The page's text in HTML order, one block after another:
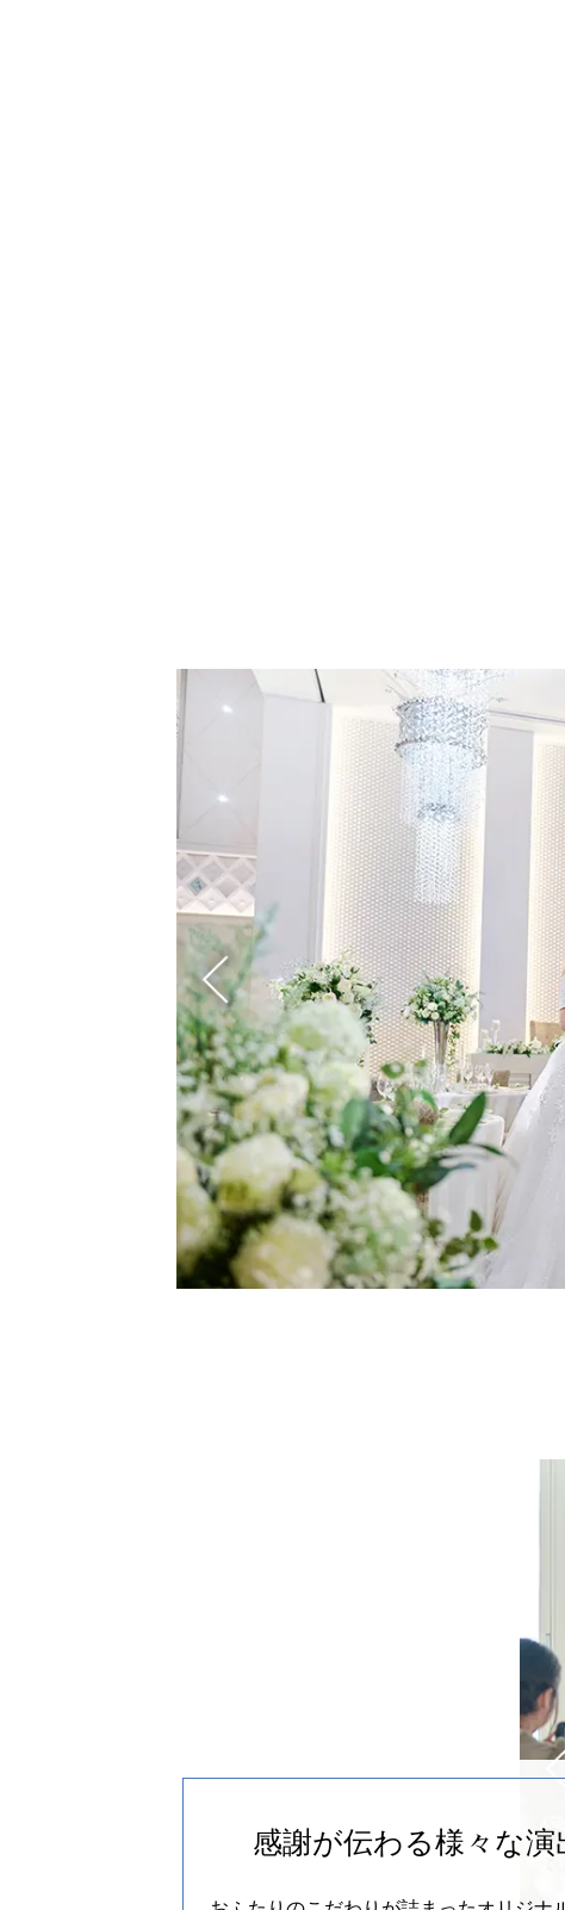
感謝が伝わる様々な演